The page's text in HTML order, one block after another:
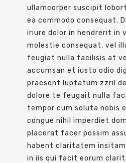
ullamcorper suscipit
ea commodo consequat.
iriure dolor in hendrerit in
molestie consequat, vel
feugiat nulla facilisis at
accumsan et iusto odio
praesent luptatum zzril
dolore te feugait nulla
tempor cum soluta nobis
congue nihil imperdiet
placerat facer possim
habent claritatem
in iis qui facit eorum